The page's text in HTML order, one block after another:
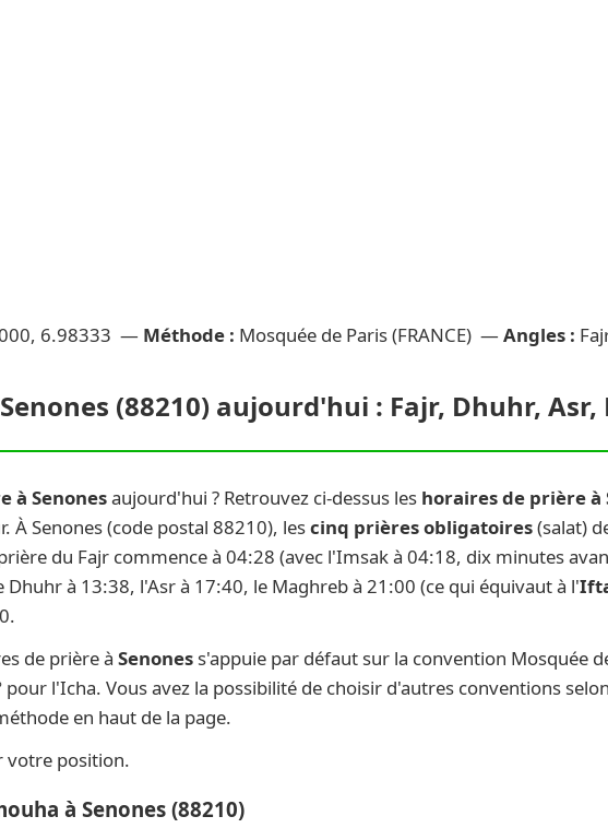
6.98333 — Méthode : Mosquée de Paris (FRANCE) — Angles :
(88210) aujourd'hui : Fajr, Dhuhr,
à Senonesaujourd'hui ? Retrouvez ci-dessus les horaires de prière à
À Senones (code postal 88210), lescinq prières obligatoires(salat)
du Fajr commence à 04:28 (avec l'Imsak à 04:18, dix minutes
Dhuhr à 13:38, l'Asr à 17:40, le Maghreb à 21:00 (ce qui équivaut à l'
de prière à Senones s'appuie par défaut sur la convention Mosquée
pour l'Icha. Vous avez la possibilité de choisir d'autres conventions
en haut de la page.
votre position.
à Senones (88210)